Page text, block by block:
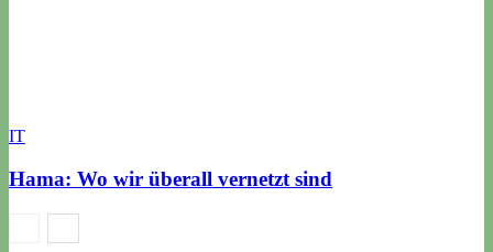
IT
Hama: Wo wir überall vernetzt sind